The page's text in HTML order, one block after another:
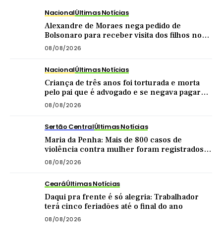
NacionalÚltimas Notícias
Alexandre de Moraes nega pedido de
Bolsonaro para receber visita dos filhos no
dia dos pais
08/08/2026
NacionalÚltimas Notícias
Criança de três anos foi torturada e morta
pelo pai que é advogado e se negava pagar
pensão
08/08/2026
Sertão CentralÚltimas Notícias
Maria da Penha: Mais de 800 casos de
violência contra mulher foram registrados
no Sertão Central este ano
08/08/2026
CearáÚltimas Notícias
Daqui pra frente é só alegria: Trabalhador
terá cinco feriadões até o final do ano
08/08/2026